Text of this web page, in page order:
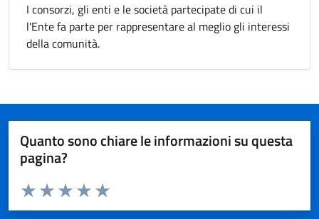
I consorzi, gli enti e le società partecipate di cui il
l'Ente fa parte per rappresentare al meglio gli interessi
della comunità.
Quanto sono chiare le informazioni su questa
pagina?
Valuta da 1 a 5 stelle la pagina
Valuta 5 stelle su 5
Valuta 4 stelle su 5
Valuta 3 stelle su 5
Valuta 2 stelle su 5
Valuta 1 stelle su 5